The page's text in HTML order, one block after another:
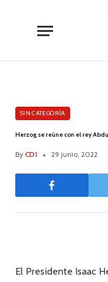
SIN CATEGORÍA
Herzog se reúne con el rey
By CDI 29 junio, 2022
El Presidente Isaac